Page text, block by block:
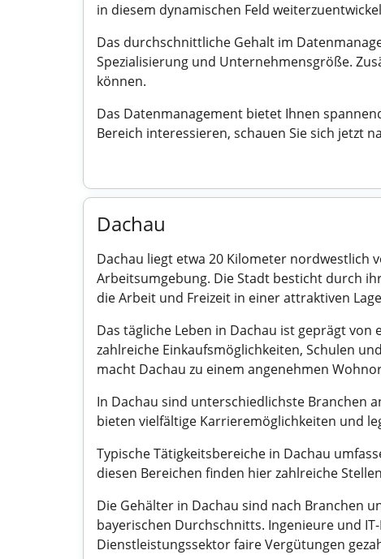
in diesem dynamischen Feld
Das durchschnittliche Gehalt im
Spezialisierung und Unternehmensgröße.
können.
Das Datenmanagement bietet Ihnen
Bereich interessieren, schauen Sie sich jetzt
Dachau
Dachau liegt etwa 20 Kilometer nordwestlich
Arbeitsumgebung. Die Stadt besticht durch
die Arbeit und Freizeit in einer attraktiven
Das tägliche Leben in Dachau ist geprägt
zahlreiche Einkaufsmöglichkeiten, Schulen
macht Dachau zu einem angenehmen
In Dachau sind unterschiedlichste Branchen
bieten vielfältige Karrieremöglichkeiten und
Typische Tätigkeitsbereiche in Dachau
diesen Bereichen finden hier zahlreiche
Die Gehälter in Dachau sind nach Branchen
bayerischen Durchschnitts. Ingenieure und
Dienstleistungssektor faire Vergütungen